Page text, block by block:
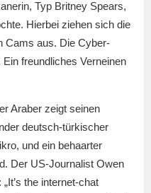
Typ Britney Spears,
Hierbei ziehen sich die
Cams aus. Die Cyber-
freundliches Verneinen
Araber zeigt seinen
deutsch-türkischer
und ein behaarter
Der US-Journalist Owen
the internet-chat